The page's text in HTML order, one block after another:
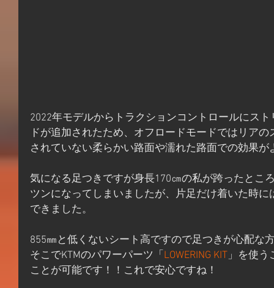
2022年モデルからトラクションコントロールにス
ドが追加されたため、オフロードモードではリア
されていない柔らかい路面や濡れた路面での効果が
気になる足つきですが身長170㎝の私が跨ったとこ
ツンになってしまいましたが、片足だけ着いた時
できました。
855㎜と低くないシート高ですので足つきが心配な
そこでKTMのパワーパーツ「 LOWERING KIT」を使う
ことが可能です！！これで安心ですね！